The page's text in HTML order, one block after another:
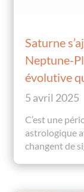
Saturne
Neptune-
évolutive
5 avril 2025
C’est une
astrologique
changent de